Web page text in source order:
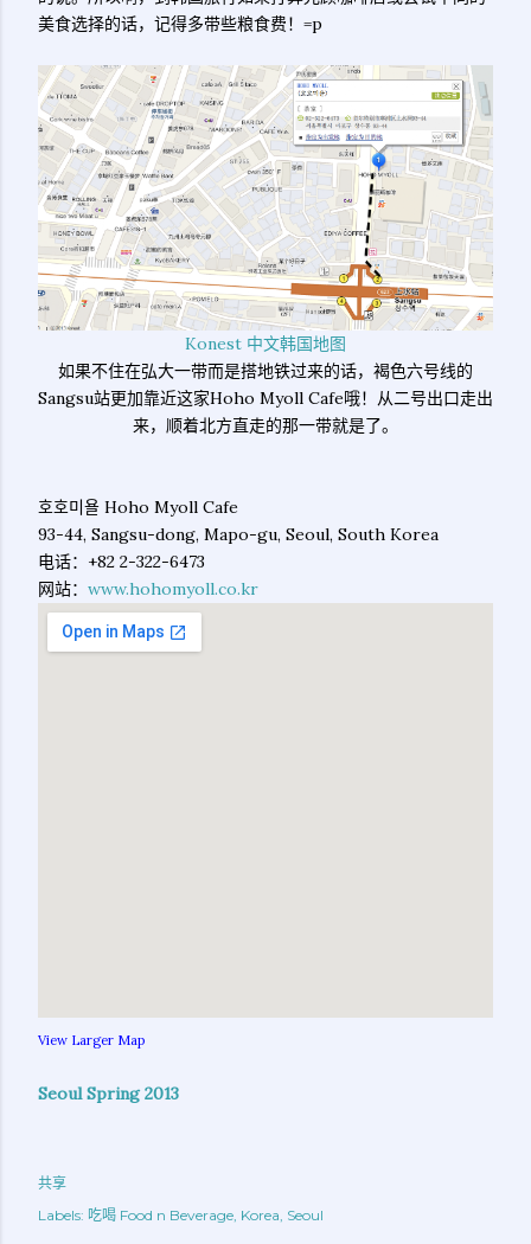
美食选择的话，记得多带些粮食费！=p
Konest 中文韩国地图
如果不住在弘大一带而是搭地铁过来的话，褐色六号线的
Sangsu站更加靠近这家Hoho Myoll Cafe哦！从二号出口走出
来，顺着北方直走的那一带就是了。
호호미욜 Hoho Myoll Cafe
93-44, Sangsu-dong, Mapo-gu, Seoul, South Korea ‎
电话：+82 2-322-6473 ‎
网站： www.hohomyoll.co.kr
View Larger Map
Seoul Spring 2013
共享
Labels: 吃喝 Food n Beverage Korea Seoul